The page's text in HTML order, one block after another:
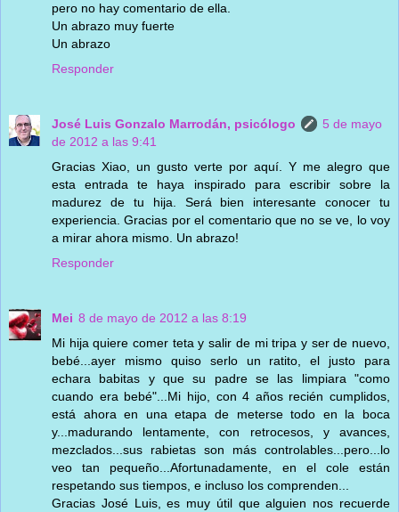
pero no hay comentario de ella.
Un abrazo muy fuerte
Un abrazo
Responder
José Luis Gonzalo Marrodán, psicólogo
5 de mayo
de 2012 a las 9:41
Gracias Xiao, un gusto verte por aquí. Y me alegro que
esta entrada te haya inspirado para escribir sobre la
madurez de tu hija. Será bien interesante conocer tu
experiencia. Gracias por el comentario que no se ve, lo voy
a mirar ahora mismo. Un abrazo!
Responder
Mei 8 de mayo de 2012 a las 8:19
Mi hija quiere comer teta y salir de mi tripa y ser de nuevo,
bebé...ayer mismo quiso serlo un ratito, el justo para
echara babitas y que su padre se las limpiara "como
cuando era bebé"...Mi hijo, con 4 años recién cumplidos,
está ahora en una etapa de meterse todo en la boca
y...madurando lentamente, con retrocesos, y avances,
mezclados...sus rabietas son más controlables...pero...lo
veo tan pequeño...Afortunadamente, en el cole están
respetando sus tiempos, e incluso los comprenden...
Gracias José Luis, es muy útil que alguien nos recuerde